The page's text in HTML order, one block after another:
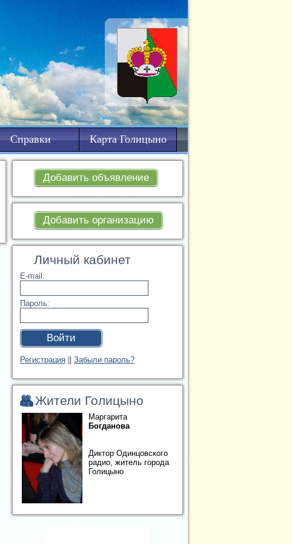
Справки Карта Голицыно
Добавить объявление
Добавить организацию
Личный кабинет
E-mail:
Пароль:
Войти
Регистрация Забыли пароль?
Жители Голицыно
Маргарита
Богданова
Диктор Одинцовского
радио, житель города
Голицыно